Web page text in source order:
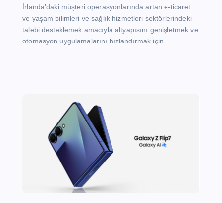
İrlanda’daki müşteri operasyonlarında artan e-ticaret
ve yaşam bilimleri ve sağlık hizmetleri sektörlerindeki
talebi desteklemek amacıyla altyapısını genişletmek ve
otomasyon uygulamalarını hızlandırmak için…